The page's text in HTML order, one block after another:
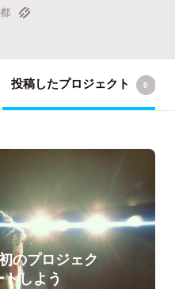
投稿したプロジェクト 0
のプロジェク
トしよう